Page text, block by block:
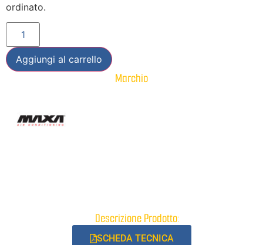
ordinato.
Aggiungi al carrello
Marchio
Descrizione Prodotto:
SCHEDA TECNICA